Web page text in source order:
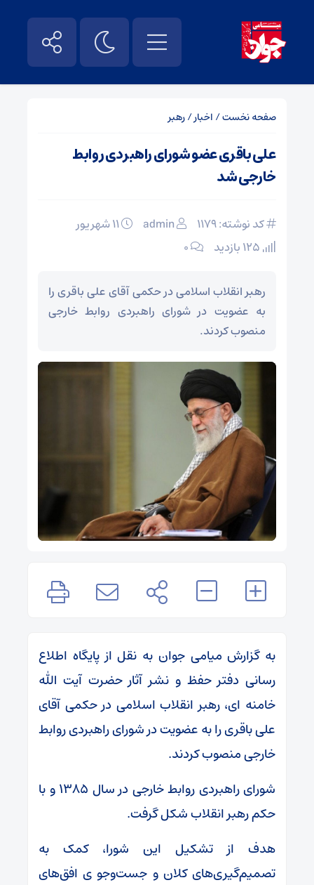
صفحه نخست/ اخبار/رهبر
علی باقری عضو شورای راهبردی روابط
خارجی شد
کد نوشته: 1179 admin
۰
رهبر انقلاب اسلامی در حکمی آقای علی باقری را
به عضویت در شورای راهبردی روابط خارجی
منصوب کردند.
به گزارش میامی جوان به نقل از پایگاه اطلاع
رسانی دفتر حفظ و نشر آثار حضرت آیت الله
خامنه ای، رهبر انقلاب اسلامی در حکمی آقای
علی باقری را به عضویت در شورای راهبردی روابط
خارجی منصوب کردند.
شورای راهبردی روابط خارجی در سال ۱۳۸۵ و با
حکم رهبر انقلاب شکل گرفت.
هدف از تشکیل این شورا، کمک به
تصمیم‌گیری‌های کلان و جست‌وجو ی افق‌های